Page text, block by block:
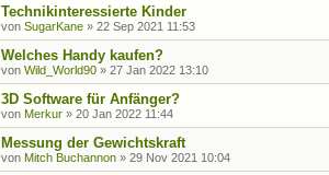
Technikinteressierte Kinder
von SugarKane » 22 Sep 2021 11:53
Welches Handy kaufen?
von Wild_World90 » 27 Jan 2022 13:10
3D Software für Anfänger?
von Merkur » 20 Jan 2022 11:44
Messung der Gewichtskraft
von Mitch Buchannon » 29 Nov 2021 10:04